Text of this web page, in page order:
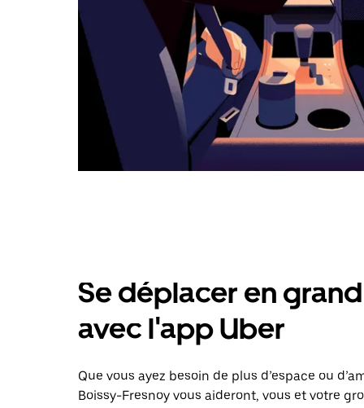
Se déplacer en
avec l'app Uber
Que vous ayez besoin de plus d’espace ou
Boissy-Fresnoy vous aideront, vous et votre